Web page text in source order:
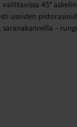
45°
useiden
-